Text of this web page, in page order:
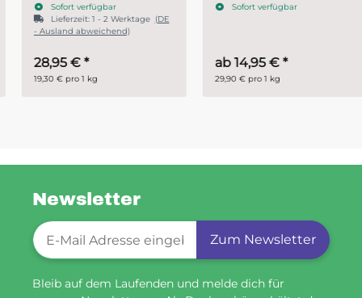
Sofort verfügbar
Lieferzeit:1 - 2 Werktage(DE
- Ausland abweichend)
28,95 € *
19,30 € pro 1 kg
Sofort verfügbar
ab14,95 € *
29,90 € pro 1 kg
Newsletter
Newsletter-Registrierung
Zum Newsletter
Bleib auf dem Laufenden und melde dich für